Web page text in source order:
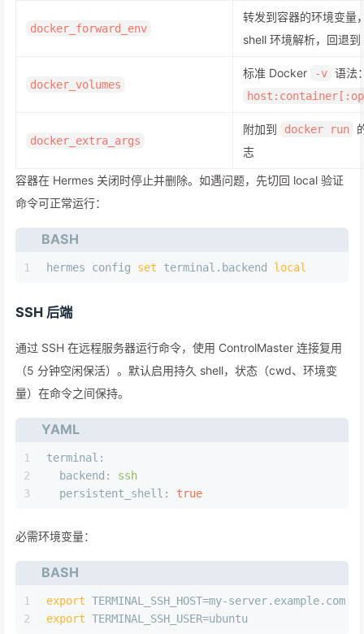
docker_forward_env
转发到容器的环境变量
shell 环境解析，回退到
docker_volumes
标准 Docker -v 语法
docker_extra_args
附加到 docker run
志
容器在 Hermes 关闭时停止并删除。如遇问题，先切回 local 验证
命令可正常运行：
BASH
1 hermes config set terminal.backend local
SSH 后端
通过 SSH 在远程服务器运行命令，使用 ControlMaster 连接复用
（5 分钟空闲保活）。默认启用持久 shell，状态（cwd、环境变
量）在命令之间保持。
YAML
1
2
3
terminal:
backend:
ssh
persistent_shell:
true
必需环境变量：
BASH
1
2
export TERMINAL_SSH_HOST=my-server.example.com
export TERMINAL_SSH_USER=ubuntu